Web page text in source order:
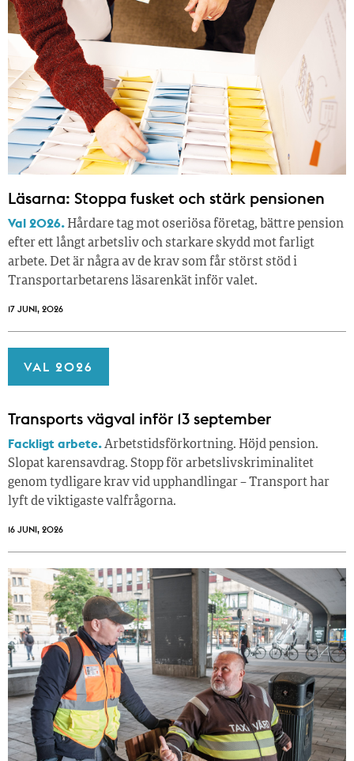
Läsarna: Stoppa fusket och stärk pensionen
Val 2026. Hårdare tag mot oseriösa företag, bättre pension
efter ett långt arbetsliv och starkare skydd mot farligt
arbete. Det är några av de krav som får störst stöd i
Transportarbetarens läsar­enkät inför valet.
17 JUNI, 2026
VAL 2026
Transports vägval inför 13 september
Fackligt arbete.Arbetstidsförkortning. Höjd pension.
Slopat karensavdrag. Stopp för arbetslivskriminalitet
genom tydligare krav vid upphandlingar – Transport har
lyft de viktigaste valfrågorna.
16 JUNI, 2026